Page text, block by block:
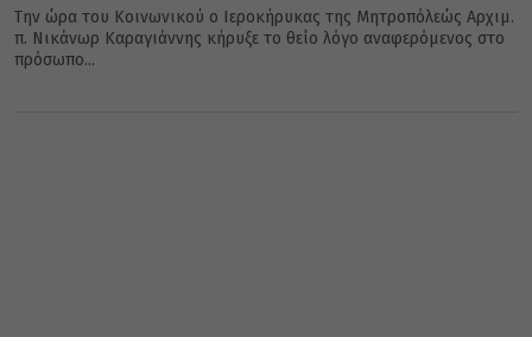
Την ώρα του Κοινωνικού ο Ιεροκήρυκας της Μητροπόλεώς Αρχιμ.
π. Νικάνωρ Καραγιάννης κήρυξε το θείο λόγο αναφερόμενος στο
πρόσωπο...